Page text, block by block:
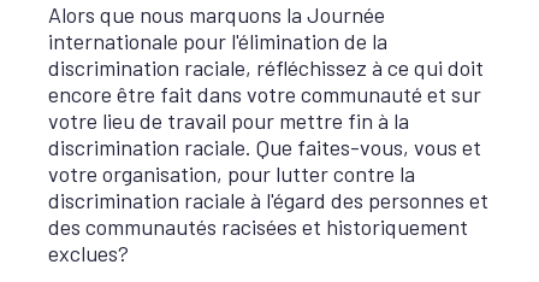
Alors que nous marquons la Journée
internationale pour l'élimination de la
discrimination raciale, réfléchissez à ce qui doit
encore être fait dans votre communauté et sur
votre lieu de travail pour mettre fin à la
discrimination raciale. Que faites-vous, vous et
votre organisation, pour lutter contre la
discrimination raciale à l'égard des personnes et
des communautés racisées et historiquement
exclues?